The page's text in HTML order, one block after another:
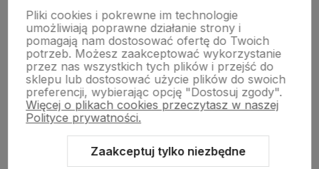
O nas
Pliki cookies i pokrewne im technologie
umożliwiają poprawne działanie strony i
pomagają nam dostosować ofertę do Twoich
potrzeb. Możesz zaakceptować wykorzystanie
przez nas wszystkich tych plików i przejść do
sklepu lub dostosować użycie plików do swoich
preferencji, wybierając opcję "Dostosuj zgody".
Więcej o plikach cookies przeczytasz w naszej
Polityce prywatności.
Zaakceptuj tylko niezbędne